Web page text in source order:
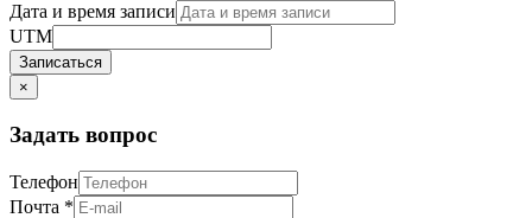
Дата и время записи
UTM
Записаться
×
Задать вопрос
Телефон
Почта *